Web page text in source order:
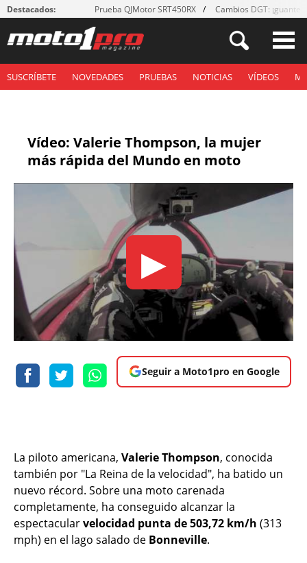
Destacados: Prueba QJMotor SRT450RX Cambios DGT: ¡guantes!
SUSCRÍBETE NOVEDADES PRUEBAS NOTICIAS VÍDEOS
Vídeo: Valerie Thompson, la mujer
más rápida del Mundo en moto
▶
Seguir a Moto1pro en Google
La piloto americana, Valerie Thompson, conocida
también por "La Reina de la velocidad", ha batido un
nuevo récord. Sobre una moto carenada
completamente, ha conseguido alcanzar la
espectacularvelocidad punta de 503,72 km/h (313
mph) en el lago salado de Bonneville.